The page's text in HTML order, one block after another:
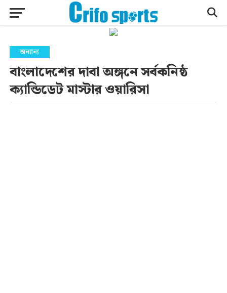
অন্যান্য
বাংলাদেশের দাবা অঙ্গনে সর্বকনিষ্ঠ
ক্যান্ডিডেট মাস্টার ওয়ারিসা